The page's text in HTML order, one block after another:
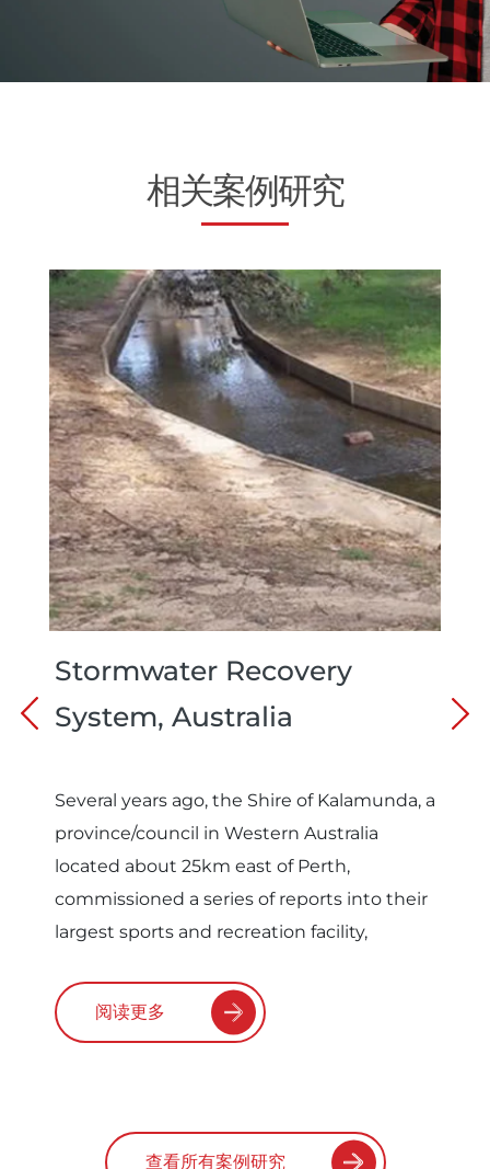
相关案例研究
Stormwater Recovery
System, Australia
Several years ago, the Shire of Kalamunda, a
province/council in Western Australia
located about 25km east of Perth,
commissioned a series of reports into their
largest sports and recreation facility,
阅读更多
查看所有案例研究